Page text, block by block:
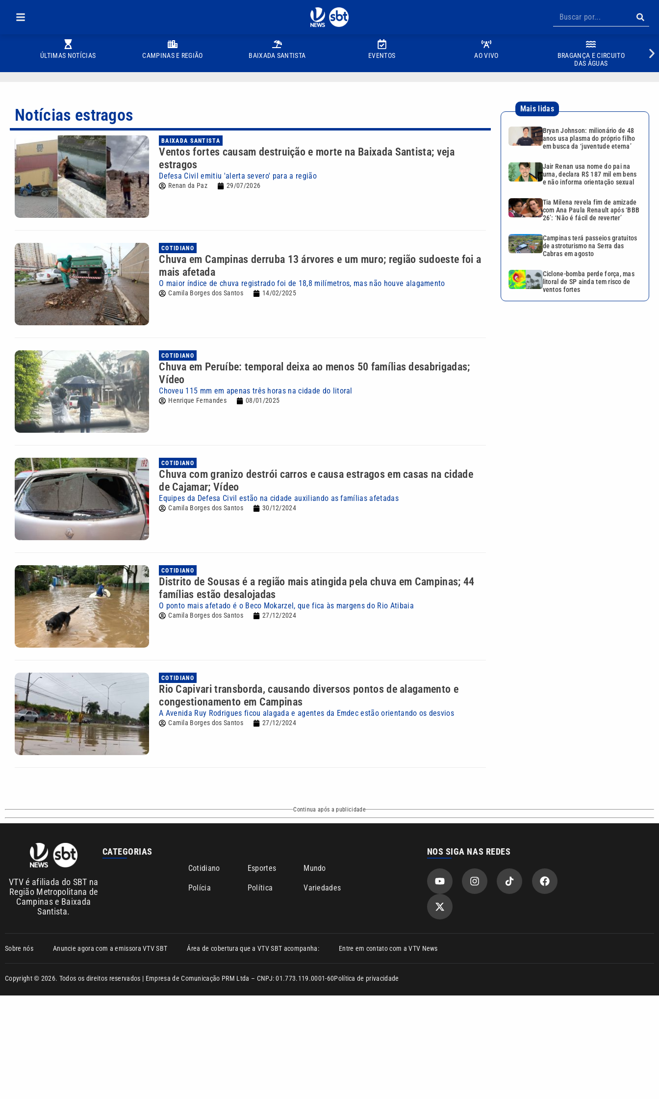
ÚLTIMAS NOTÍCIAS CAMPINAS E REGIÃO BAIXADA SANTISTA EVENTOS AO VIVO
BRAGANÇA E CIRCUITO
DAS ÁGUAS
Notícias estragos
BAIXADA SANTISTA
Ventos fortes causam destruição e morte na Baixada Santista; veja
estragos
Defesa Civil emitiu 'alerta severo' para a região
Renan da Paz 29/07/2026
COTIDIANO
Chuva em Campinas derruba 13 árvores e um muro; região sudoeste foi a
mais afetada
O maior índice de chuva registrado foi de 18,8 milímetros, mas não houve alagamento
Camila Borges dos Santos 14/02/2025
COTIDIANO
Chuva em Peruíbe: temporal deixa ao menos 50 famílias desabrigadas;
Vídeo
Choveu 115 mm em apenas três horas na cidade do litoral
Henrique Fernandes 08/01/2025
COTIDIANO
Chuva com granizo destrói carros e causa estragos em casas na cidade
de Cajamar; Vídeo
Equipes da Defesa Civil estão na cidade auxiliando as famílias afetadas
Camila Borges dos Santos 30/12/2024
COTIDIANO
Distrito de Sousas é a região mais atingida pela chuva em Campinas; 44
famílias estão desalojadas
O ponto mais afetado é o Beco Mokarzel, que fica às margens do Rio Atibaia
Camila Borges dos Santos 27/12/2024
COTIDIANO
Rio Capivari transborda, causando diversos pontos de alagamento e
congestionamento em Campinas
A Avenida Ruy Rodrigues ficou alagada e agentes da Emdec estão orientando os desvios
Camila Borges dos Santos 27/12/2024
Mais lidas
Bryan Johnson: milionário de 48
anos usa plasma do próprio filho
em busca da ‘juventude eterna’
Jair Renan usa nome do pai na
urna, declara R$ 187 mil em bens
e não informa orientação sexual
Tia Milena revela fim de amizade
com Ana Paula Renault após ‘BBB
26’: ‘Não é fácil de reverter’
Campinas terá passeios gratuitos
de astroturismo na Serra das
Cabras em agosto
Ciclone-bomba perde força, mas
litoral de SP ainda tem risco de
ventos fortes
Continua após a publicidade
VTV é afiliada do SBT na
Região Metropolitana de
Campinas e Baixada
Santista.
CATEGORIAS
Cotidiano Esportes Mundo
Polícia Política Variedades
NOS SIGA NAS REDES
Sobre nós Anuncie agora com a emissora VTV SBT Área de cobertura que a VTV SBT acompanha: Entre em contato com a VTV News
Copyright © 2026. Todos os direitos reservados | Empresa de Comunicação PRM Ltda – CNPJ: 01.773.119.0001-60Política de privacidade